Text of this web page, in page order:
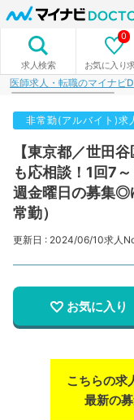
求人検索 お気に入り
0
医師求人・転職のマイナビ
非常勤(アルバイト)求
【東京都／世田
も応相談！1回7
週金曜日の募集◎
常勤）
更新日 : 2024/06/10求人
お気に入り
こちらの求
最新の